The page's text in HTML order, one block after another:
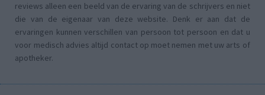
reviews alleen een beeld van de ervaring van de schrijvers en niet
die van de eigenaar van deze website. Denk er aan dat de
ervaringen kunnen verschillen van persoon tot persoon en dat u
voor medisch advies altijd contact op moet nemen met uw arts of
apotheker.